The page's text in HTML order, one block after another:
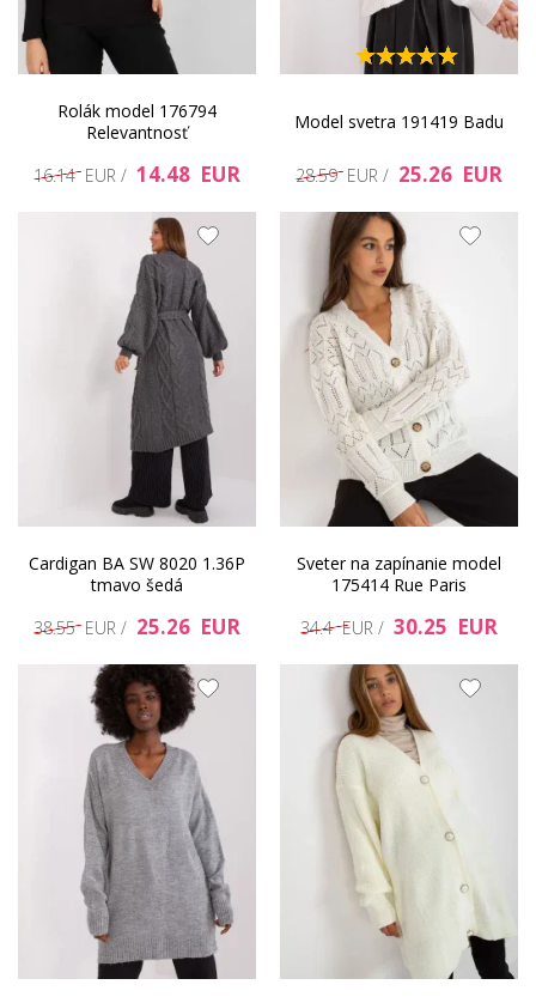
Rolák model 176794
Relevantnosť
16.14 EUR / 14.48 EUR
Model svetra 191419 Badu
28.59 EUR / 25.26 EUR
Cardigan BA SW 8020 1.36P
tmavo šedá
38.55 EUR / 25.26 EUR
Sveter na zapínanie model
175414 Rue Paris
34.4 EUR / 30.25 EUR